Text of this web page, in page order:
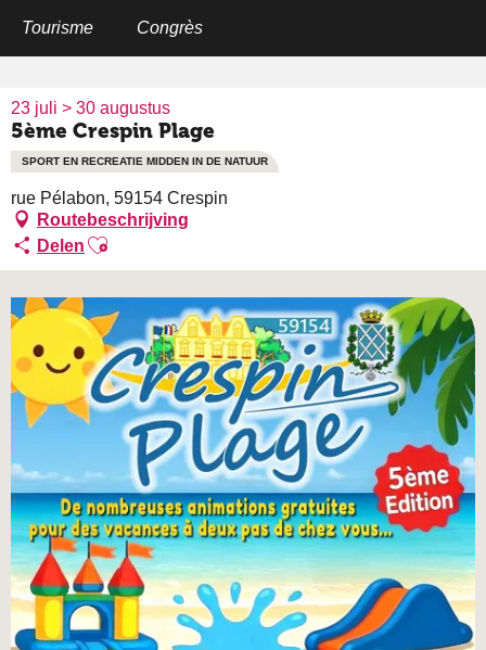
Tourisme Congrès
23 juli > 30 augustus
5ème Crespin Plage
SPORT EN RECREATIE MIDDEN IN DE NATUUR
rue Pélabon, 59154 Crespin
Routebeschrijving
Delen Ajouter aux favoris